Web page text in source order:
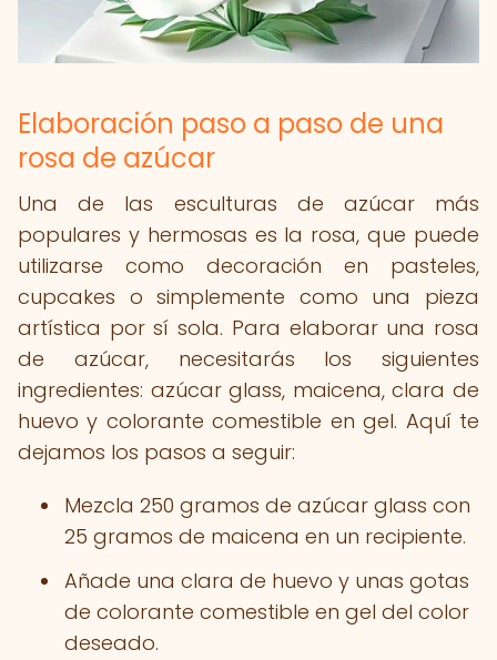
Elaboración paso a paso de una
rosa de azúcar
Una de las esculturas de azúcar más
populares y hermosas es la rosa, que puede
utilizarse como decoración en pasteles,
cupcakes o simplemente como una pieza
artística por sí sola. Para elaborar una rosa
de azúcar, necesitarás los siguientes
ingredientes: azúcar glass, maicena, clara de
huevo y colorante comestible en gel. Aquí te
dejamos los pasos a seguir:
Mezcla 250 gramos de azúcar glass con
25 gramos de maicena en un recipiente.
Añade una clara de huevo y unas gotas
de colorante comestible en gel del color
deseado.